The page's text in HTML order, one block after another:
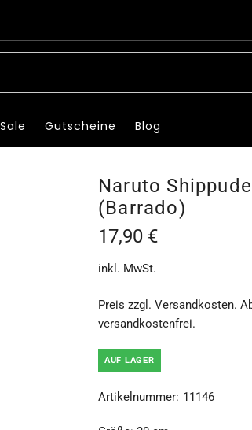
Sale Gutscheine Blog
Naruto
(Barrado)
17,90 €
inkl. MwSt.
Preis zzgl. Versandkosten.
versandkostenfrei.
AUF LAGER
Artikelnummer: 11146